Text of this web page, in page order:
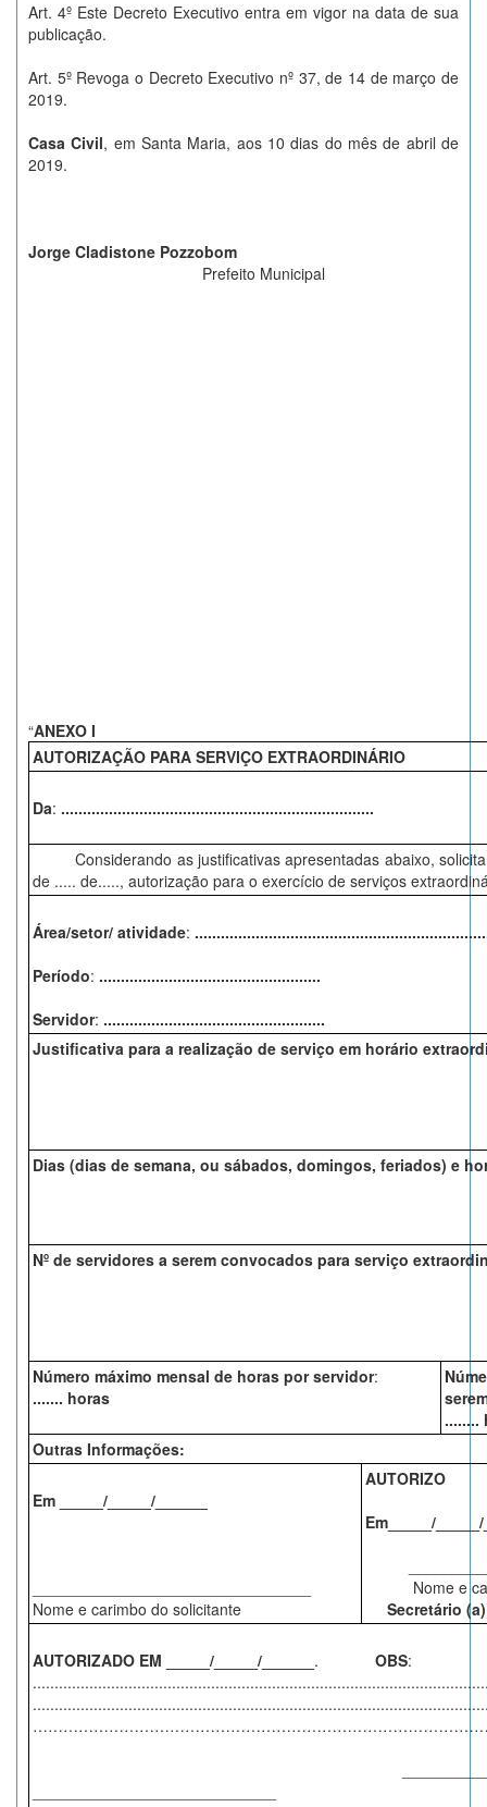
Art. 4º Este Decreto Executivo entra em vigor na data de sua
publicação.
Art. 5º Revoga o Decreto Executivo nº 37, de 14 de março de
2019.
Casa Civil, em Santa Maria, aos 10 dias do mês de abril de
2019.
Jorge Cladistone Pozzobom
Prefeito Municipal
“ANEXO I
AUTORIZAÇÃO PARA SERVIÇO EXTRAORDINÁRIO
Da: ........................................................................
Considerando as justificativas apresentadas abaixo,
de ..... de....., autorização para o exercício de serviços
Área/setor/ atividade:
Período: ...................................................
Servidor: ...................................................
Justificativa para a realização de serviço em horário
Dias (dias de semana, ou sábados, domingos, feriados) e
Nº de servidores a serem convocados para serviço
Número máximo mensal de horas por servidor:
....... horas
........
Outras Informações:
Em _____/_____/______
Nome e carimbo do solicitante
AUTORIZO
Em_____/
Nome e
Secretário (a)
AUTORIZADO EM _____/_____/______ . OBS: